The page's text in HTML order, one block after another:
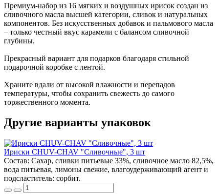
Премиум-набор из 16 мягких и воздушных ирисок создан из
сливочного масла высшей категории, сливок и натуральных
компонентов. Без искусственных добавок и пальмового масла
– только честный вкус карамели с балансом сливочной
глубины.
Прекрасный вариант для подарков благодаря стильной
подарочной коробке с лентой.
Храните вдали от высокой влажности и перепадов
температуры, чтобы сохранить свежесть до самого
торжественного момента.
Другие варианты упаковок
Ириски CHUV-CHAV "Сливочные", 3 шт
Состав: Сахар, сливки питьевые 33%, сливочное масло 82,5%,
вода питьевая, лимоны свежие, влагоудерживающий агент и
подсластитель: сорбит.